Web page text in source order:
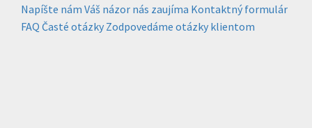
Napíšte nám Váš názor nás zaujíma Kontaktný formulár
FAQ Časté otázky Zodpovedáme otázky klientom